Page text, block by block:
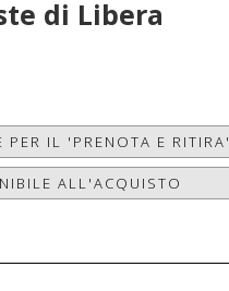
di Libera
PER IL 'PRENOTA E RITIRA'
ALL'ACQUISTO